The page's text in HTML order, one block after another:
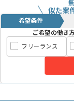
似た案
希望条件
ご希望の働き
フリーランス